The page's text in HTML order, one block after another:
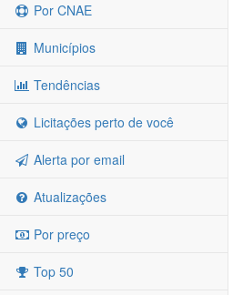
Por CNAE
Municípios
Tendências
Licitações perto de você
Alerta por email
Atualizações
Por preço
Top 50